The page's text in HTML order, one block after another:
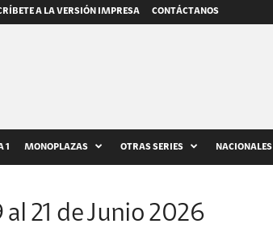
A LA VERSIÓN IMPRESA CONTÁCTANOS
1 MONOPLAZAS OTRAS SERIES NACIONALES
al 21 de Junio 2026